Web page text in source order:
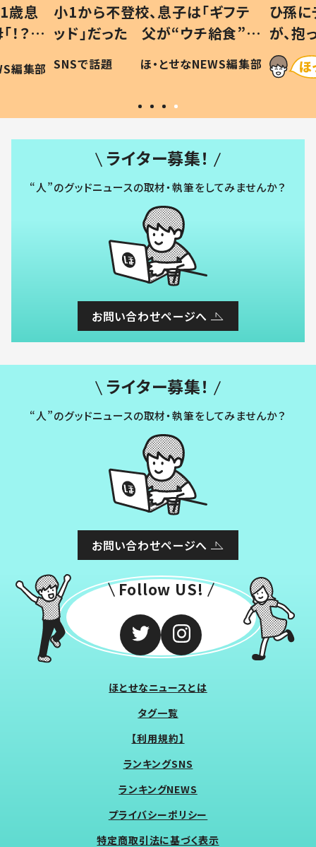
歳息
？」
編集部
小1から不登校、息子は「ギフテ
ッド」だった 父が“ウチ給食”を
作り続ける理由とは #令和の親
#令和の子
SNSで話題 ほ・とせなNEWS編集部
ひ孫
が、
「涙が
い」
ライター募集！
“人”のグッドニュースの取材・執筆をしてみませんか？
お問い合わせページへ
ライター募集！
“人”のグッドニュースの取材・執筆をしてみませんか？
お問い合わせページへ
Follow US!
ほとせなニュースとは
タグ一覧
【利用規約】
ランキングSNS
ランキングNEWS
プライバシーポリシー
特定商取引法に基づく表示